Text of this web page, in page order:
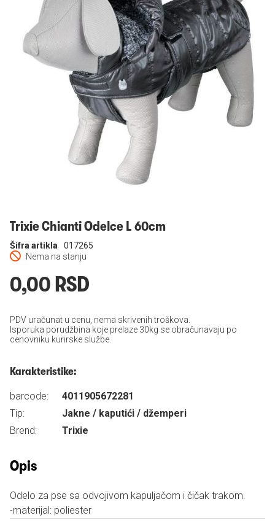
Prijavi se
Trixie Chianti Odelce L 60cm
Nema na stanju
Šifra artikla 017265
0,00 RSD
PDV uračunat u cenu, nema skrivenih troškova.
Isporuka porudžbina koje prelaze 30kg se obračunavaju po
cenovniku kurirske službe.
Karakteristike:
barcode:
4011905672281
Tip:
Jakne / kaputići / džemperi
Brend:
Trixie
Opis
Odelo za pse sa odvojivom kapuljačom i čičak trakom.
-materijal: poliester